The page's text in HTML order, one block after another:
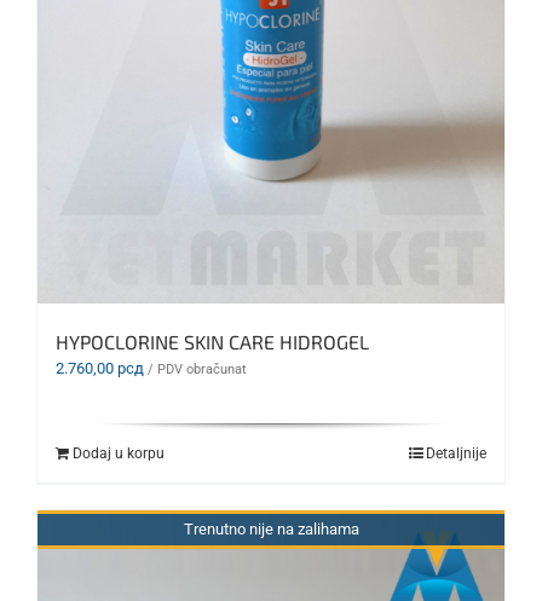
HYPOCLORINE SKIN CARE HIDROGEL
2.760,00 рсд / PDV obračunat
Dodaj u korpu Detaljnije
Trenutno nije na zalihama